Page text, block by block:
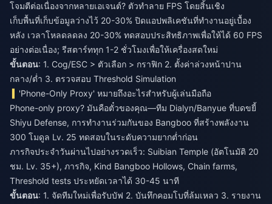
โจมตีต่อเนื่องจากหลายเอเจนต์? ตัวทำลาย FPS โดยสิ้นเชิง
เก็บพื้นที่เก็บข้อมูลว่างไว้ 20-30% ปิดแอปพลิเคชันที่ทำงานอยู่เบื้อง
หลัง เวลาโหลดลดลง 20-30% ทดสอบประสิทธิภาพเพื่อให้ได้ 60 FPS
อย่างต่อเนื่อง; รีสตาร์ททุก 1-2 ชั่วโมงเพื่อให้เครื่องสดใหม่
ขั้นตอน: 1. Cog/ESC > ตัวเลือก > กราฟิก 2. ตั้งค่าล่วงหน้าปาน
กลาง/ต่ำ 3. ตรวจสอบ Threshold Simulation
'Phone-Only Proxy' หมายถึงอะไรสำหรับผู้เล่นมือถือ
Phone-only proxy? มันคือตั๋วของคุณ—ทีม Dialyn/Banyue ที่บดขยี้
Shiyu Defense, การทำงานร่วมกันของ Bangboo ที่สร้างพลังงาน
300 โมดูล Lv. 25 ทดสอบในระดับความยากต่ำก่อน
ภารกิจประจำวันผ่านไปอย่างรวดเร็ว: Suibian Temple (อัตโนมัติ 20
ชม. Lv. 35+), ภารกิจ, Kind Bangboo Hollows, Chain farms,
Threshold tests ประหยัดเวลาได้ 30-45 นาที
ขั้นตอน: 1. จัดทีมใหม่เพื่อรับบัฟ 2. บันทึกคอมโบที่ล้มเหลว 3. รายงาน